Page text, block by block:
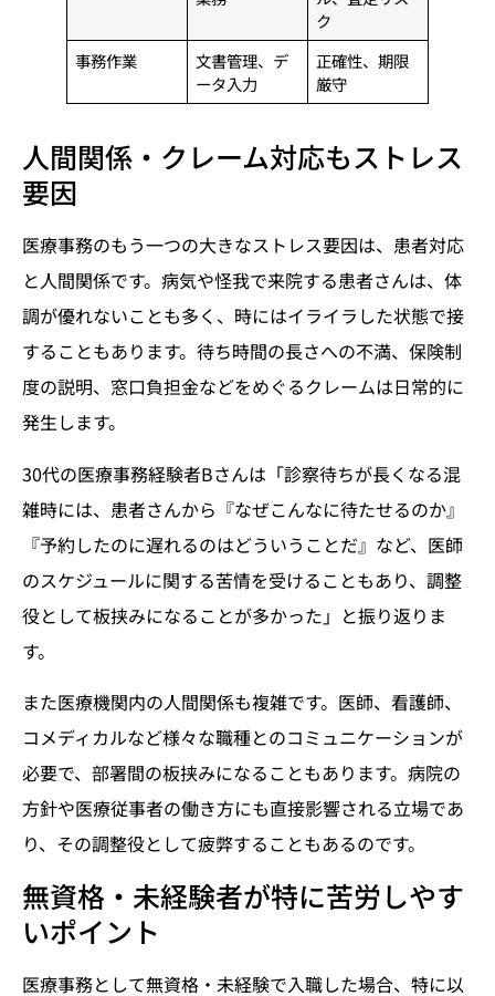
ク
事務作業
文書管理、デ
ータ入力
正確性、期限
厳守
人間関係・クレーム対応もストレス
要因
医療事務のもう一つの大きなストレス要因は、患者対応
と人間関係です。病気や怪我で来院する患者さんは、体
調が優れないことも多く、時にはイライラした状態で接
することもあります。待ち時間の長さへの不満、保険制
度の説明、窓口負担金などをめぐるクレームは日常的に
発生します。
30代の医療事務経験者Bさんは「診察待ちが長くなる混
雑時には、患者さんから『なぜこんなに待たせるのか』
『予約したのに遅れるのはどういうことだ』など、医師
のスケジュールに関する苦情を受けることもあり、調整
役として板挟みになることが多かった」と振り返りま
す。
また医療機関内の人間関係も複雑です。医師、看護師、
コメディカルなど様々な職種とのコミュニケーションが
必要で、部署間の板挟みになることもあります。病院の
方針や医療従事者の働き方にも直接影響される立場であ
り、その調整役として疲弊することもあるのです。
無資格・未経験者が特に苦労しやす
いポイント
医療事務として無資格・未経験で入職した場合、特に以